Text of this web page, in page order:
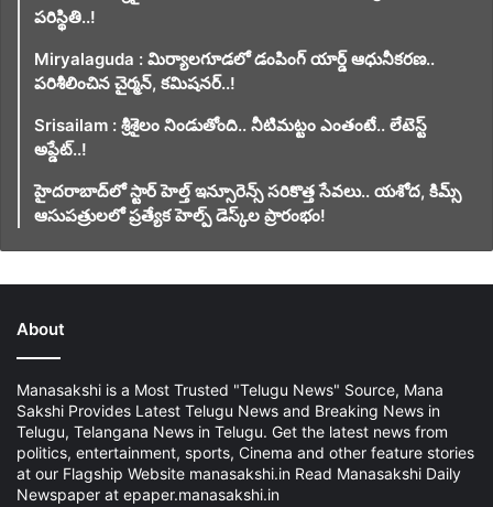
పరిస్థితి..!
Miryalaguda : మిర్యాలగూడలో డంపింగ్ యార్డ్ ఆధునీకరణ..
పరిశీలించిన చైర్మన్, కమిషనర్..!
Srisailam : శ్రీశైలం నిండుతోంది.. నీటిమట్టం ఎంతంటే.. లేటెస్ట్
అప్డేట్..!
హైదరాబాద్‌లో స్టార్ హెల్త్ ఇన్సూరెన్స్ సరికొత్త సేవలు.. యశోద, కిమ్స్
ఆసుపత్రులలో ప్రత్యేక హెల్ప్ డెస్క్‌ల ప్రారంభం!
About
Manasakshi is a Most Trusted "Telugu News" Source, Mana
Sakshi Provides Latest Telugu News and Breaking News in
Telugu, Telangana News in Telugu. Get the latest news from
politics, entertainment, sports, Cinema and other feature stories
at our Flagship Website manasakshi.in Read Manasakshi Daily
Newspaper at epaper.manasakshi.in